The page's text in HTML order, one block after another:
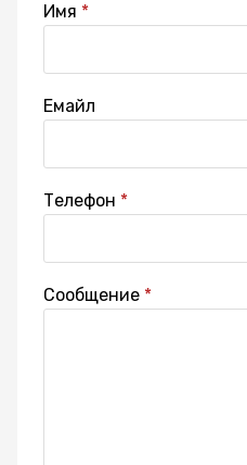
Имя
Емайл
Телефон
Сообщение